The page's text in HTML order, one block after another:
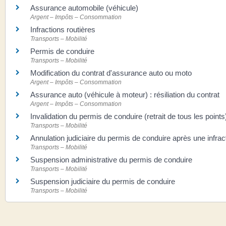
Assurance automobile (véhicule)
Argent – Impôts – Consommation
Infractions routières
Transports – Mobilité
Permis de conduire
Transports – Mobilité
Modification du contrat d'assurance auto ou moto
Argent – Impôts – Consommation
Assurance auto (véhicule à moteur) : résiliation du contrat
Argent – Impôts – Consommation
Invalidation du permis de conduire (retrait de tous les
Transports – Mobilité
Annulation judiciaire du permis de conduire après une
Transports – Mobilité
Suspension administrative du permis de conduire
Transports – Mobilité
Suspension judiciaire du permis de conduire
Transports – Mobilité